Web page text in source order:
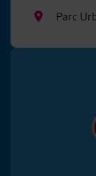
Parc